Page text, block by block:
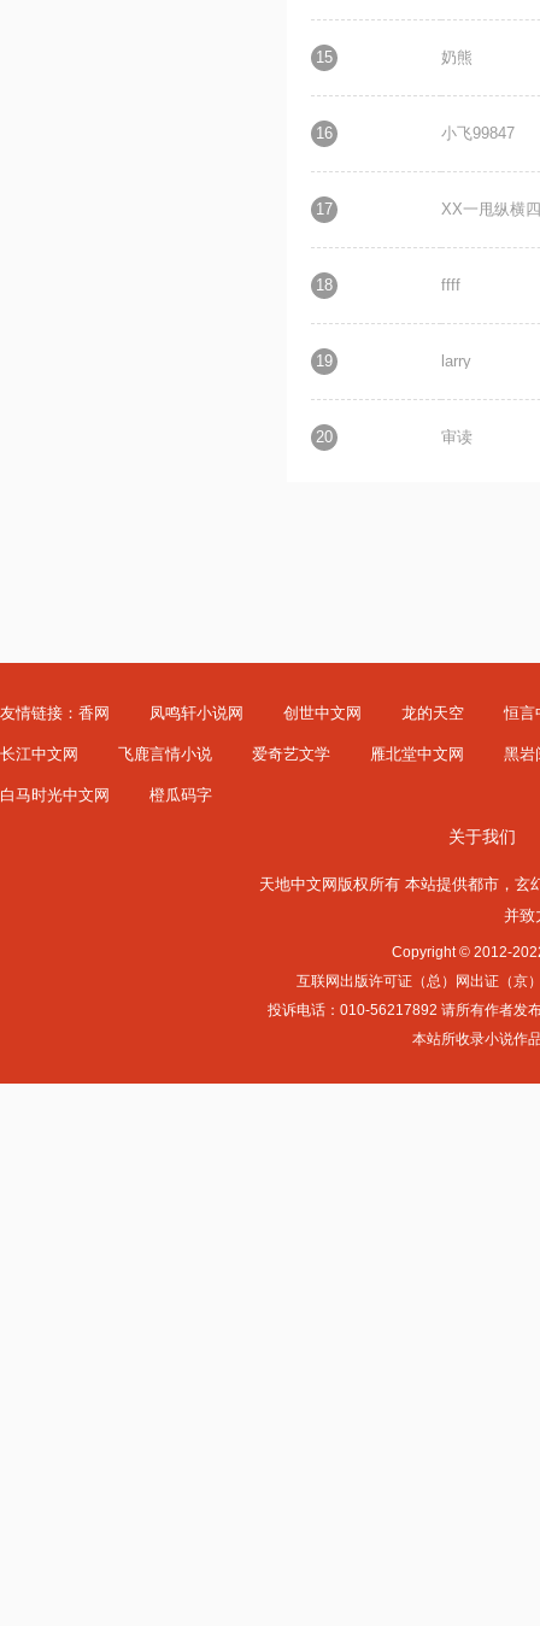
15 奶熊
16 小飞99847
17 XX一甩纵横
18 ffff
19 larry
20 审读
友情链接： 香网 凤鸣轩小说网 创世中文网 龙的天空 恒言
长江中文网 飞鹿言情小说 爱奇艺文学 雁北堂中文网 黑岩
白马时光中文网 橙瓜码字
关于我们
天地中文网版权所有 本站提供都市， 玄
并致
Copyright © 2012-
互联网出版许可证（总）网出证（京
投诉电话：010-56217892 请所有作者发
本站所收录小说作